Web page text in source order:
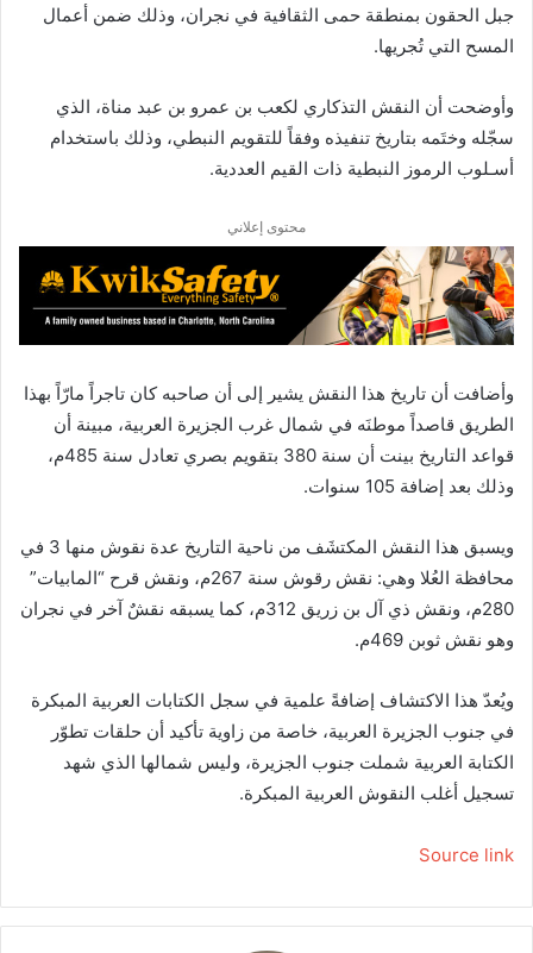
جبل الحقون بمنطقة حمى الثقافية في نجران، وذلك ضمن أعمال
المسح التي تُجريها.
وأوضحت أن النقش التذكاري لكعب بن عمرو بن عبد مناة، الذي
سجّله وختَمه بتاريخ تنفيذه وفقاً للتقويم النبطي، وذلك باستخدام
أسـلوب الرموز النبطية ذات القيم العددية.
محتوى إعلاني
وأضافت أن تاريخ هذا النقش يشير إلى أن صاحبه كان تاجراً مارّاً بهذا
الطريق قاصداً موطنَه في شمال غرب الجزيرة العربية، مبينة أن
قواعد التاريخ بينت أن سنة 380 بتقويم بصري تعادل سنة 485م،
وذلك بعد إضافة 105 سنوات.
ويسبق هذا النقش المكتشَف من ناحية التاريخ عدة نقوش منها 3 في
محافظة العُلا وهي: نقش رقوش سنة 267م، ونقش قرح “المابيات”
280م، ونقش ذي آل بن زريق 312م، كما يسبقه نقشٌ آخر في نجران
وهو نقش ثوبن 469م.
ويُعدّ هذا الاكتشاف إضافةً علمية في سجل الكتابات العربية المبكرة
في جنوب الجزيرة العربية، خاصة من زاوية تأكيد أن حلقات تطوّر
الكتابة العربية شملت جنوب الجزيرة، وليس شمالها الذي شهد
تسجيل أغلب النقوش العربية المبكرة.
Source link